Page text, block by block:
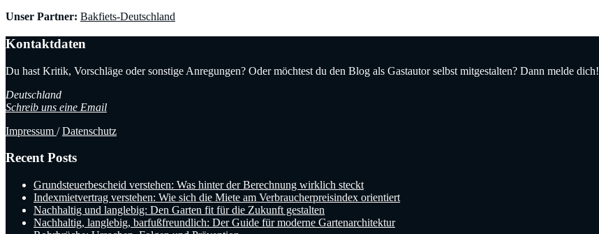
Unser Partner: Bakfiets-Deutschland
Kontaktdaten
Du hast Kritik, Vorschläge oder sonstige Anregungen? Oder möchtest du den Blog als Gastautor selbst mitgestalten? Dann melde dich!
Deutschland
Schreib uns eine Email
Impressum /Datenschutz
Recent Posts
Grundsteuerbescheid verstehen: Was hinter der Berechnung wirklich steckt
Indexmietvertrag verstehen: Wie sich die Miete am Verbraucherpreisindex orientiert
Nachhaltig und langlebig: Den Garten fit für die Zukunft gestalten
Nachhaltig, langlebig, barfußfreundlich: Der Guide für moderne Gartenarchitektur